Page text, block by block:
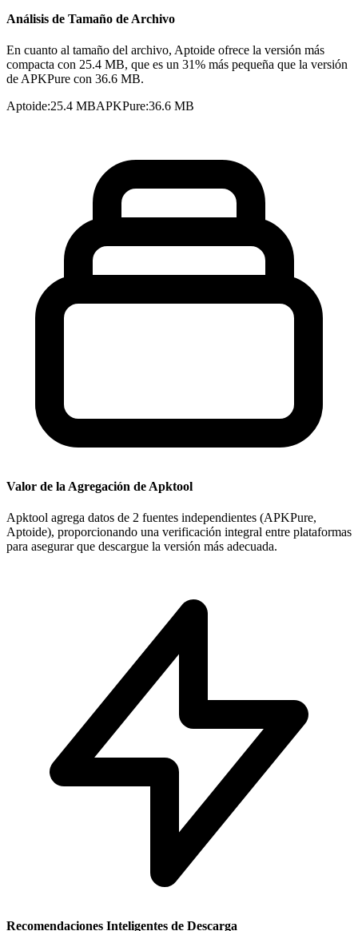
Análisis de Tamaño de Archivo
En cuanto al tamaño del archivo, Aptoide ofrece la versión más
compacta con 25.4 MB, que es un 31% más pequeña que la versión
de APKPure con 36.6 MB.
Aptoide:25.4 MBAPKPure:36.6 MB
Valor de la Agregación de Apktool
Apktool agrega datos de 2 fuentes independientes (APKPure,
Aptoide), proporcionando una verificación integral entre plataformas
para asegurar que descargue la versión más adecuada.
Recomendaciones Inteligentes de Descarga